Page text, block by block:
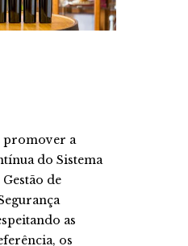
promover a
do Sistema
de
as
os